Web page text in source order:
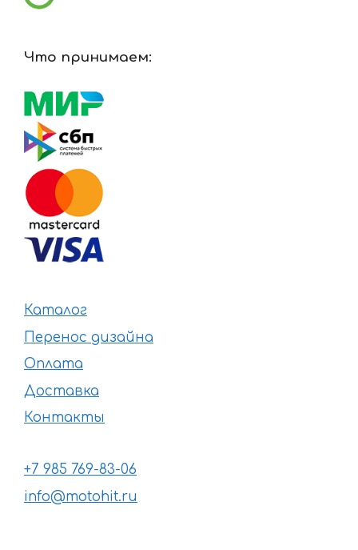
Что принимаем:
Каталог
Перенос дизайна
Оплата
Доставка
Контакты
+7 985 769-83-06
info@motohit.ru